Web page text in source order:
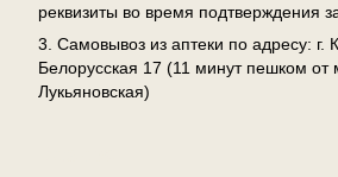
реквизиты во время подтверждения
3. Самовывоз из аптеки по адресу: г.
Белорусская 17 (11 минут пешком от
Лукьяновская)